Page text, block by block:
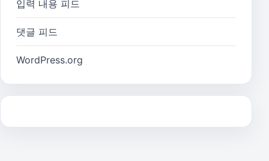
입력 내용 피드
댓글 피드
WordPress.org